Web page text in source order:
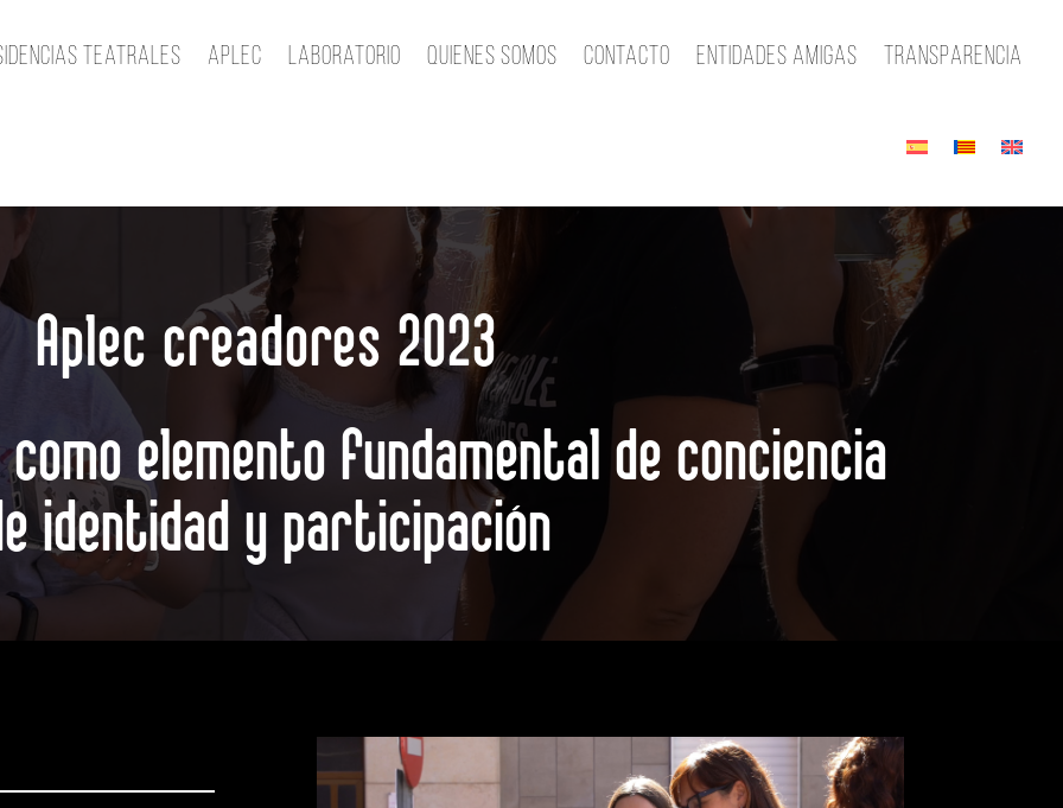
teatrales Aplec Laboratorio Quienes somos Contacto Entidades amigas Transparencia
Aplec creadores 2023
elemento fundamental de conciencia
identidad y participación